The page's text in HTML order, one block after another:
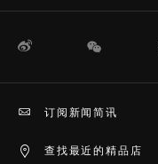
微博 WeChat
查找最近的精品店
订阅新闻简讯